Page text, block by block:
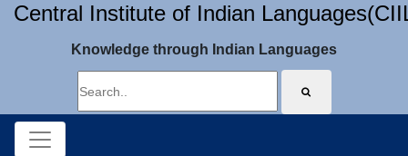
Central Institute of Indian
Knowledge through Indian Languages